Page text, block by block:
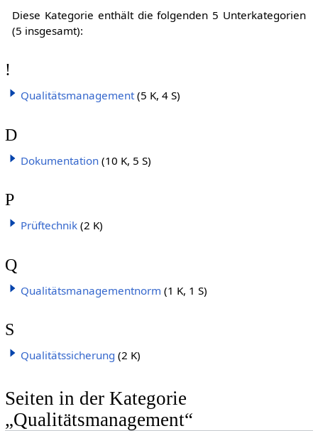
Diese Kategorie enthält die folgenden 5 Unterkategorien
(5 insgesamt):
!
Qualitätsmanagement (5 K, 4 S)
D
Dokumentation (10 K, 5 S)
P
Prüftechnik (2 K)
Q
Qualitätsmanagementnorm (1 K, 1 S)
S
Qualitätssicherung (2 K)
Seiten in der Kategorie
„Qualitätsmanagement“